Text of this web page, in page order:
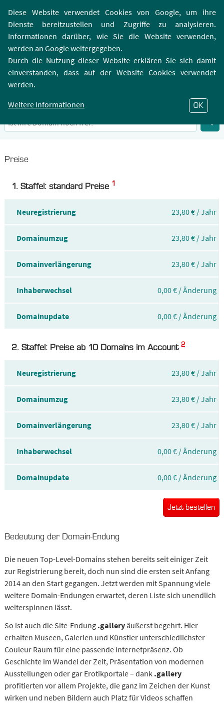
Diese Website verwendet Cookies von Google, um ihre
Dienste bereitzustellen und Zugriffe zu analysieren.
Informationen darüber, wie Sie die Website verwenden,
werden an Google weitergegeben.
Durch die Nutzung dieser Website erklären Sie sich damit
einverstanden, dass auf der Website Cookies verwendet
werden.
Weitere Informationen
OK
.GALLERY-Domain
Preise
1. Staffel: standard Preise 1
Neuregistrierung 23,80 € / Jahr
Domainumzug 23,80 € / Jahr
Domainverlängerung 23,80 € / Jahr
Inhaberwechsel 0,00 € / Änderung
Domainupdate 0,00 € / Änderung
2. Staffel: Preise ab 10 Domains im Account 2
Neuregistrierung 23,80 € / Jahr
Domainumzug 23,80 € / Jahr
Domainverlängerung 23,80 € / Jahr
Inhaberwechsel 0,00 € / Änderung
Domainupdate 0,00 € / Änderung
Jetzt bestellen
Bedeutung der Domain-Endung
Die neuen Top-Level-Domains stehen bereits seit einiger Zeit
zur Registrierung bereit, doch nun sind die ersten seit Anfang
2014 an den Start gegangen. Jetzt werden mit Spannung viele
weitere Domain-Endungen erwartet, deren Liste sich unendlich
weiterspinnen lässt.
So ist auch die Site-Endung .gallery äußerst begehrt. Hier
erhalten Museen, Galerien und Künstler unterschiedlichster
Couleur Raum für eine passende Internetpräsenz. Ob
Geschichte im Wandel der Zeit, Präsentation von modernen
Ausstellungen oder gar Erotikportale – dank .gallery
profitierten vor allem Projekte, die ganz im Zeichen der Kunst
wirken und neben Bildern auch Platz für Videos schaffen